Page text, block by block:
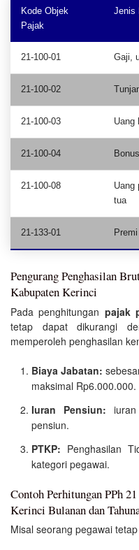
Kode Objek
Pajak
Jenis
21-100-01 Gaji,
21-100-02
21-100-03 Uang
21-100-04
21-100-08
Uang
tua
21-133-01
Pengurang Penghasilan
Kabupaten Kerinci
Pada penghitungan pajak
tetap dapat dikurangi
memperoleh penghasilan
Biaya Jabatan:
maksimal Rp6.000.000.
Iuran Pensiun:
pensiun.
PTKP: Penghasilan
kategori pegawai.
Contoh Perhitungan PPh
Kerinci Bulanan dan
Misal seorang pegawai